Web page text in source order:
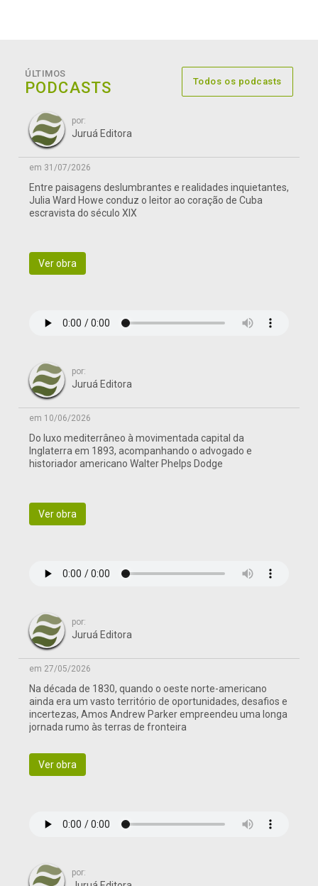
ÚLTIMOS
PODCASTS Todos os podcasts
por:
Juruá Editora
em 31/07/2026
Entre paisagens deslumbrantes e realidades inquietantes,
Julia Ward Howe conduz o leitor ao coração de Cuba
escravista do século XIX
Ver obra
por:
Juruá Editora
em 10/06/2026
Do luxo mediterrâneo à movimentada capital da
Inglaterra em 1893, acompanhando o advogado e
historiador americano Walter Phelps Dodge
Ver obra
por:
Juruá Editora
em 27/05/2026
Na década de 1830, quando o oeste norte-americano
ainda era um vasto território de oportunidades, desafios e
incertezas, Amos Andrew Parker empreendeu uma longa
jornada rumo às terras de fronteira
Ver obra
por: